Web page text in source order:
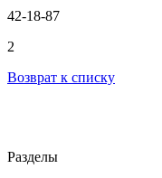
42-18-87
2
Возврат к списку
Разделы